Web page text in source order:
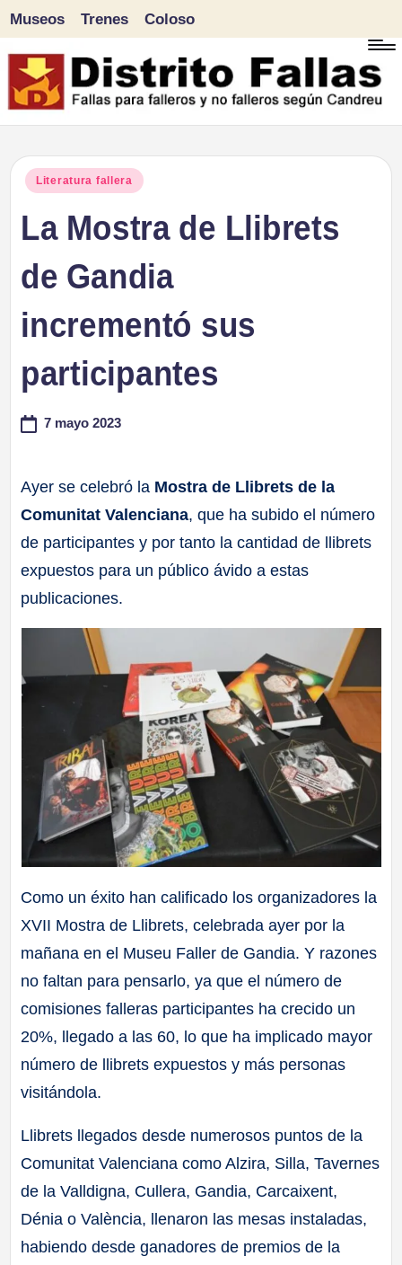
Saltar
al
Museos Trenes Coloso
Publicado
Literatura fallera
La Mostra de Llibrets
de Gandia
incrementó sus
participantes
7 mayo 2023
Ayer se celebró la Mostra de Llibrets de la
Comunitat Valenciana, que ha subido el número
de participantes y por tanto la cantidad de llibrets
expuestos para un público ávido a estas
publicaciones.
Como un éxito han calificado los organizadores la
XVII Mostra de Llibrets, celebrada ayer por la
mañana en el Museu Faller de Gandia. Y razones
no faltan para pensarlo, ya que el número de
comisiones falleras participantes ha crecido un
20%, llegado a las 60, lo que ha implicado mayor
número de llibrets expuestos y más personas
visitándola.
Llibrets llegados desde numerosos puntos de la
Comunitat Valenciana como Alzira, Silla, Tavernes
de la Valldigna, Cullera, Gandia, Carcaixent,
Dénia o València, llenaron las mesas instaladas,
habiendo desde ganadores de premios de la